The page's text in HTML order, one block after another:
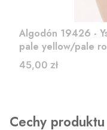
Algodón 19426 -
pale yellow/pale
Cena
45,00 zł
Cechy produktu